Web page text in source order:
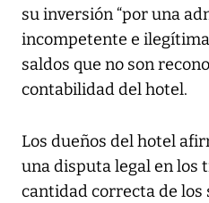
su inversión “por una
incompetente e
saldos que no son
contabilidad del hotel.
Los dueños del hotel
una disputa legal en los
cantidad correcta de los